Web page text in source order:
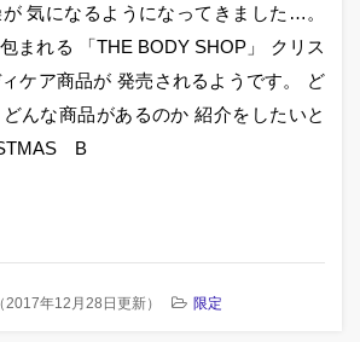
気になるようになってきました…。
まれる 「THE BODY SHOP」 クリス
ケア商品が 発売されるようです。 ど
んな商品があるのか 紹介をしたいと
B
（ 2017年12月28日更新） 限定